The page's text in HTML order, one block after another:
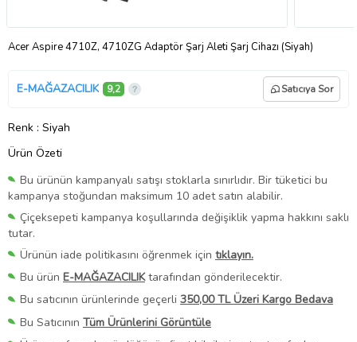
Acer Aspire 4710Z, 4710ZG Adaptör Şarj Aleti Şarj Cihazı (Siyah)
E-MAĞAZACILIK 9,2 Satıcıya Sor
Renk : Siyah
Ürün Özeti
Bu ürünün kampanyalı satışı stoklarla sınırlıdır. Bir tüketici bu
kampanya stoğundan maksimum 10 adet satın alabilir.
Çiçeksepeti kampanya koşullarında değişiklik yapma hakkını saklı
tutar.
Ürünün iade politikasını öğrenmek için tıklayın.
Bu ürün E-MAĞAZACILIKtarafından gönderilecektir.
Bu satıcının ürünlerinde geçerli 350,00 TL Üzeri Kargo Bedava
Bu Satıcının Tüm Ürünlerini Görüntüle